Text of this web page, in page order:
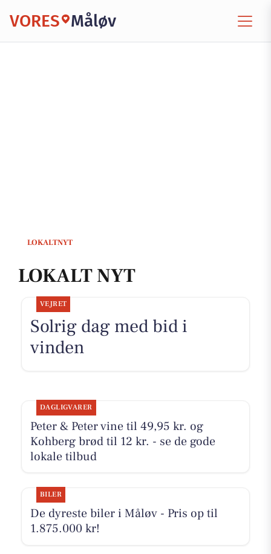
VORES Måløv
LOKALTNYT
LOKALT NYT
VEJRET
Solrig dag med bid i
vinden
DAGLIGVARER
Peter & Peter vine til 49,95 kr. og
Kohberg brød til 12 kr. - se de gode
lokale tilbud
BILER
De dyreste biler i Måløv - Pris op til
1.875.000 kr!